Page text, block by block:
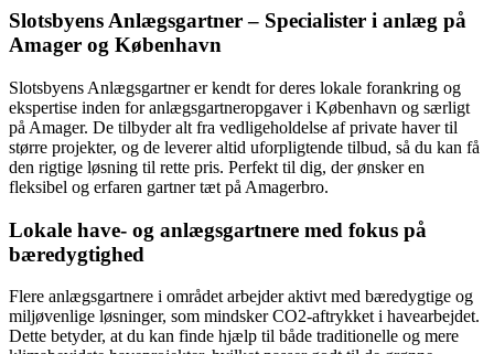
Slotsbyens Anlægsgartner – Specialister i anlæg på
Amager og København
Slotsbyens Anlægsgartner er kendt for deres lokale forankring og
ekspertise inden for anlægsgartneropgaver i København og særligt
på Amager. De tilbyder alt fra vedligeholdelse af private haver til
større projekter, og de leverer altid uforpligtende tilbud, så du kan få
den rigtige løsning til rette pris. Perfekt til dig, der ønsker en
fleksibel og erfaren gartner tæt på Amagerbro.
Lokale have- og anlægsgartnere med fokus på
bæredygtighed
Flere anlægsgartnere i området arbejder aktivt med bæredygtige og
miljøvenlige løsninger, som mindsker CO2-aftrykket i havearbejdet.
Dette betyder, at du kan finde hjælp til både traditionelle og mere